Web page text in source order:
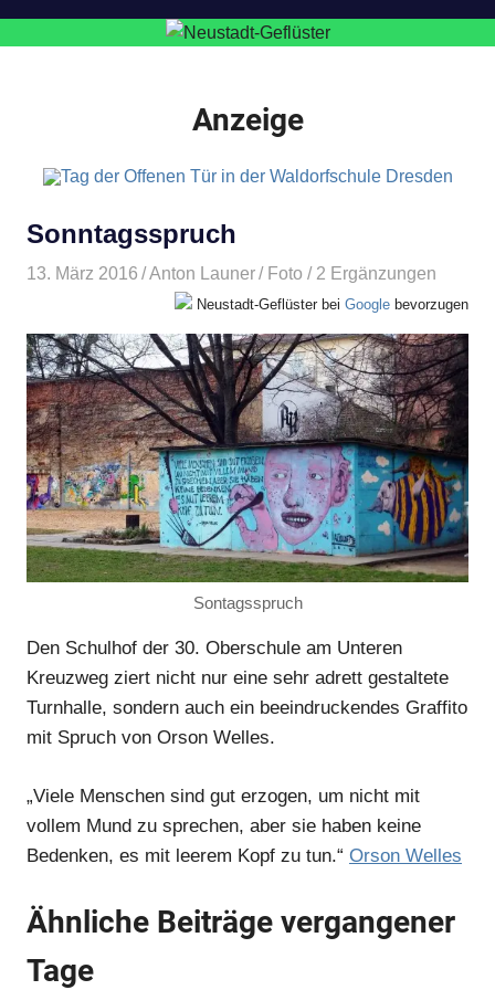
Anzeige
Sonntagsspruch
13. März 2016 Anton Launer Foto / 2 Ergänzungen
Neustadt-Geflüster bei Google bevorzugen
Sontagsspruch
Den Schulhof der 30. Oberschule am Unteren
Kreuzweg ziert nicht nur eine sehr adrett gestaltete
Turnhalle, sondern auch ein beeindruckendes Graffito
mit Spruch von Orson Welles.
„Viele Menschen sind gut erzogen, um nicht mit
vollem Mund zu sprechen, aber sie haben keine
Bedenken, es mit leerem Kopf zu tun.“ Orson Welles
Ähnliche Beiträge vergangener
Tage